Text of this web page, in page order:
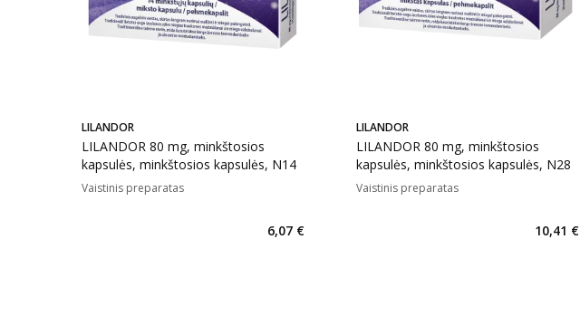
LILANDOR
LILANDOR 80 mg, minkštosios
kapsulės, minkštosios kapsulės, N14
Vaistinis preparatas
6,07 €
LILANDOR
LILANDOR 80 mg, minkštosios
kapsulės, minkštosios kapsulės, N28
Vaistinis preparatas
10,41 €